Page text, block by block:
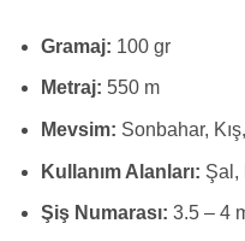
Gramaj: 100 gr
Metraj: 550 m
Mevsim: Sonbahar,
Kullanım Alanları: Şal,
Şiş Numarası: 3.5 – 4